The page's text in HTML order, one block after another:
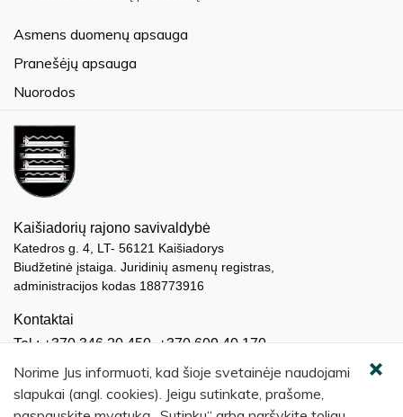
Asmens duomenų apsauga
Pranešėjų apsauga
Nuorodos
Kaišiadorių rajono savivaldybė
Katedros g. 4, LT- 56121 Kaišiadorys
Biudžetinė įstaiga. Juridinių asmenų registras,
administracijos kodas 188773916
Kontaktai
Tel.: +370 346 20 450, +370 609 40 170
El. paštas.: meras@kaisiadorys.lt
dokumentai@kaisiadorys.lt
Norime Jus informuoti, kad šioje svetainėje naudojami
slapukai (angl. cookies). Jeigu sutinkate, prašome,